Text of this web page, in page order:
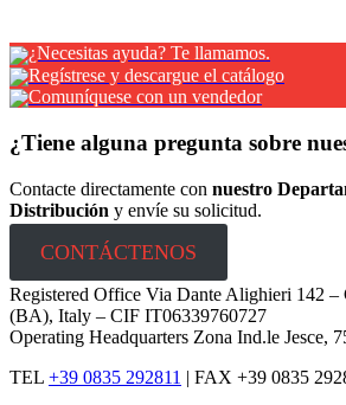
¿Necesitas ayuda? Te llamamos.
Regístrese y descargue el catálogo
Comuníquese con un vendedor
¿Tiene alguna pregunta sobre
Contacte directamente con nuestro
Distribución y envíe su solicitud.
CONTÁCTENOS
Registered Office Via Dante Alighieri 142 –
(BA), Italy – CIF IT06339760727
Operating Headquarters Zona Ind.le Jesce,
TEL +39 0835 292811 | FAX +39 0835